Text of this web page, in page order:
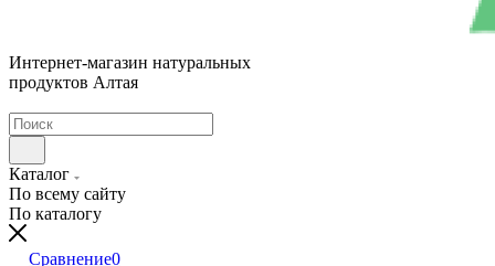
Интернет-магазин натуральных
продуктов Алтая
Каталог
По всему сайту
По каталогу
Сравнение0